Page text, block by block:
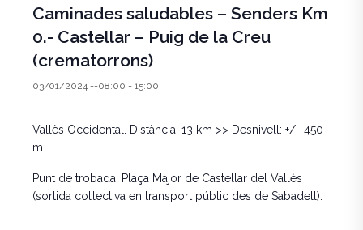
Caminades saludables – Senders Km
0.- Castellar – Puig de la Creu
(crematorrons)
03/01/2024 --08:00 - 15:00
Vallès Occidental. Distància: 13 km >> Desnivell: +/- 450
m
Punt de trobada: Plaça Major de Castellar del Vallès
(sortida col·lectiva en transport públic des de Sabadell).